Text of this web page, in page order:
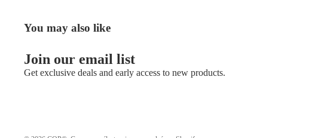
You may also like
Join our email list
Get exclusive deals and early access to new products.